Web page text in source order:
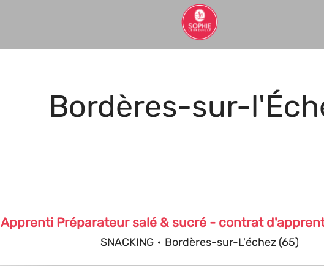
Bordères-sur-
Apprenti Préparateur salé & sucré - contrat
SNACKING · Bordères-sur-L'échez (65)